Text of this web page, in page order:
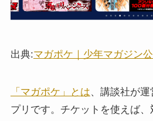
出典:マガポケ｜少年マガジン
「マガポケ」とは、講談社が
プリです。チケットを使えば